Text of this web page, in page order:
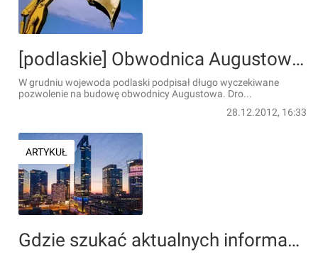
[podlaskie] Obwodnica Augustowa: Nierealna inwestycja powstanie
W grudniu wojewoda podlaski podpisał długo wyczekiwane
pozwolenie na budowę obwodnicy Augustowa. Dro...
28.12.2012, 16:33
ARTYKUŁ
Gdzie szukać aktualnych informacji o inwestycjach w nieruchomości w Polsce? Kompletny przewodnik po rynku mieszkaniowym, biurowym i handlowym